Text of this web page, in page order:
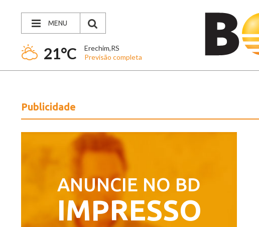
MENU
21°C
Erechim,RS
Previsão completa
Publicidade
ANUNCIE NO BD
IMPRESSO